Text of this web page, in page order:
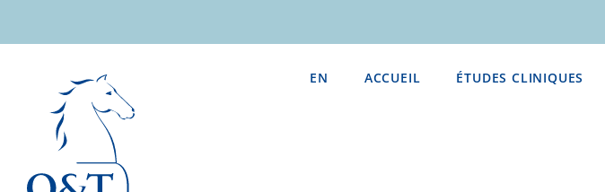
contenu
EN ACCUEIL ÉTUDES CLINIQUES